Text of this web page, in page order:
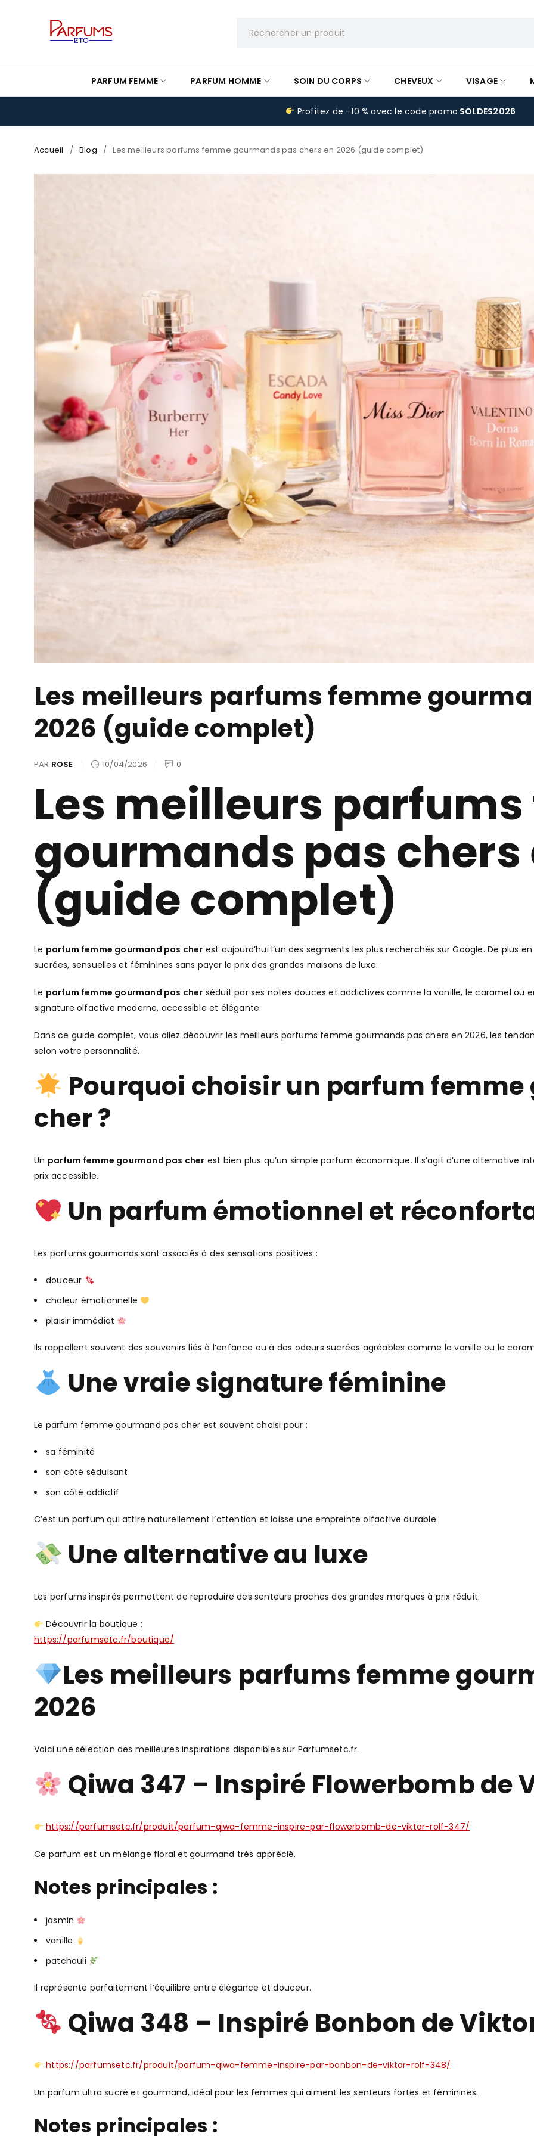
PARFUM FEMME PARFUM HOMME SOIN DU CORPS CHEVEUX VISAGE
Profitez de –10 % avec le code promo SOLDES2026
Accueil / Blog / Les meilleurs parfums femme gourmands pas chers en 2026 (guide complet)
Les meilleurs parfums femme
2026 (guide complet)
PAR ROSE 10/04/2026 0
Les meilleurs
gourmands pas chers
(guide complet)
Le parfum femme gourmand pas cher est aujourd’hui l’un des segments les plus recherchés sur Google. De plus
sucrées, sensuelles et féminines sans payer le prix des grandes maisons de luxe.
Le parfum femme gourmand pas cher séduit par ses notes douces et addictives comme la vanille, le caramel ou
signature olfactive moderne, accessible et élégante.
Dans ce guide complet, vous allez découvrir les meilleurs parfums femme gourmands pas chers en 2026, les
selon votre personnalité.
Pourquoi choisir un parfum
cher ?
Un parfum femme gourmand pas cher est bien plus qu’un simple parfum économique. Il s’agit d’une alternative
prix accessible.
Un parfum émotionnel et
Les parfums gourmands sont associés à des sensations positives :
douceur
chaleur émotionnelle
plaisir immédiat
Ils rappellent souvent des souvenirs liés à l’enfance ou à des odeurs sucrées agréables comme la vanille ou le
Une vraie signature féminine
Le parfum femme gourmand pas cher est souvent choisi pour :
sa féminité
son côté séduisant
son côté addictif
C’est un parfum qui attire naturellement l’attention et laisse une empreinte olfactive durable.
Une alternative au luxe
Les parfums inspirés permettent de reproduire des senteurs proches des grandes marques à prix réduit.
Découvrir la boutique :
https://parfumsetc.fr/boutique/
Les meilleurs parfums femme
2026
Voici une sélection des meilleures inspirations disponibles sur Parfumsetc.fr.
Qiwa 347 – Inspiré Flowerbomb de
https://parfumsetc.fr/produit/parfum-qiwa-femme-inspire-par-flowerbomb-de-viktor-rolf-347/
Ce parfum est un mélange floral et gourmand très apprécié.
Notes principales :
jasmin
vanille
patchouli
Il représente parfaitement l’équilibre entre élégance et douceur.
Qiwa 348 – Inspiré Bonbon de
https://parfumsetc.fr/produit/parfum-qiwa-femme-inspire-par-bonbon-de-viktor-rolf-348/
Un parfum ultra sucré et gourmand, idéal pour les femmes qui aiment les senteurs fortes et féminines.
Notes principales :